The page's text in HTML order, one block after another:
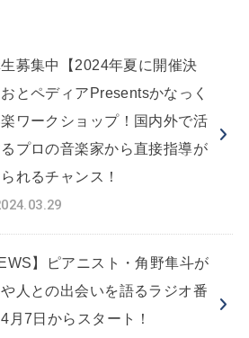
募集中【2024年夏に開催決
とペディアPresentsかなっく
ワークショップ！国内外で活
プロの音楽家から直接指導が
れるチャンス！
】ピアニスト・角野隼斗が
人との出会いを語るラジオ番
月7日からスタート！